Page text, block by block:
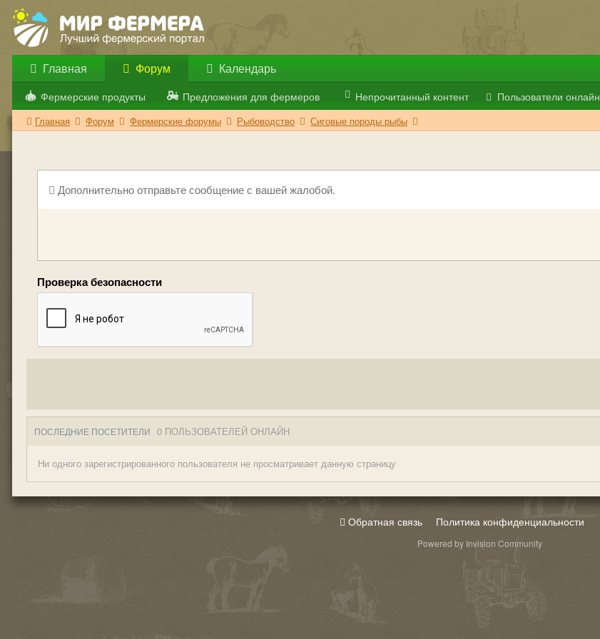
Главная Форум
Фермерские продукты Предложения для фермеров Непрочитанный контент Пользователи онлайн
Календарь
Главная Форум Фермерские форумы Рыбоводство Сиговые породы рыбы
Дополнительно отправьте сообщение с вашей жалобой.
Проверка безопасности
ПОСЛЕДНИЕ ПОСЕТИТЕЛИ 0 ПОЛЬЗОВАТЕЛЕЙ ОНЛАЙН
Ни одного зарегистрированного пользователя не просматривает данную страницу
Обратная связь Политика конфиденциальности
Powered by Invision Community